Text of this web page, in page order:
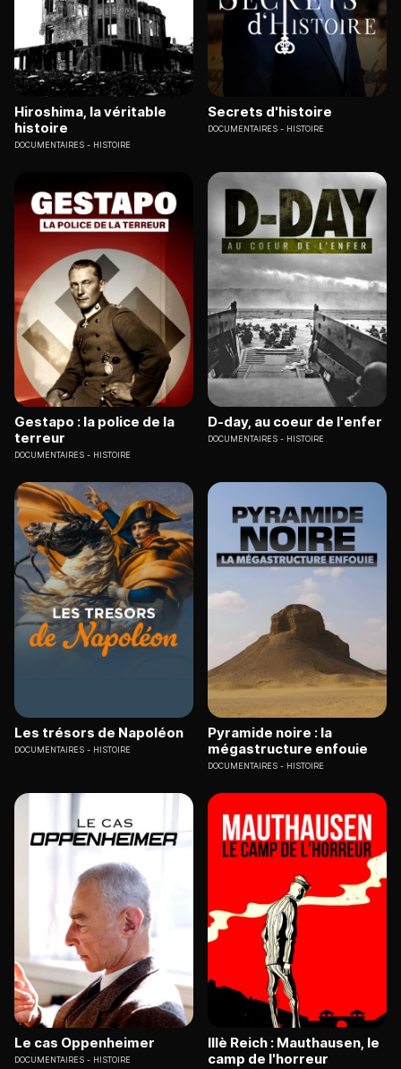
Hiroshima, la véritable
histoire
DOCUMENTAIRES HISTOIRE
Secrets d'histoire
DOCUMENTAIRES HISTOIRE
Gestapo : la police de la
terreur
DOCUMENTAIRES HISTOIRE
D-day, au coeur de l'enfer
DOCUMENTAIRES HISTOIRE
Les trésors de Napoléon
DOCUMENTAIRES HISTOIRE
Pyramide noire : la
mégastructure enfouie
DOCUMENTAIRES HISTOIRE
Le cas Oppenheimer
DOCUMENTAIRES HISTOIRE
IIIè Reich : Mauthausen, le
camp de l'horreur